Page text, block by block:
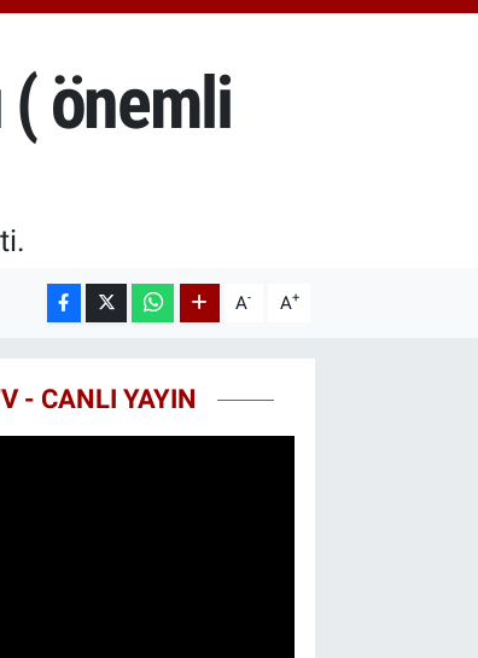
%1.2( önemli
A- A+
- CANLI YAYIN